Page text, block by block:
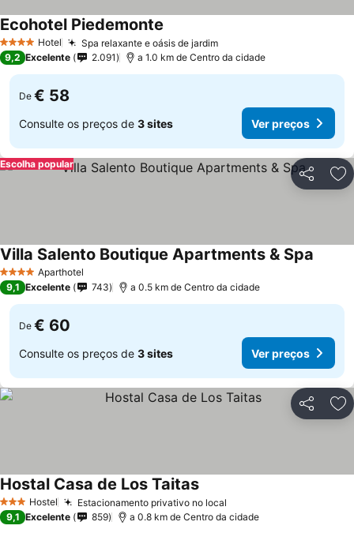
4 EstrelasHotel Spa relaxante e oásis de jardim
Ecohotel Piedemonte
9,2 Excelente 2.091 a 1.0 km de Centro da cidade
De € 58
Consulte os preços de 3 sites Ver preços
Partilhar
Escolha popular
4 EstrelasAparthotel
Villa Salento Boutique Apartments & Spa
9,1 Excelente 743 a 0.5 km de Centro da cidade
De € 60
Consulte os preços de 3 sites Ver preços
Partilhar
3 EstrelasHostel Estacionamento privativo no local
Hostal Casa de Los Taitas
9,1 Excelente 859 a 0.8 km de Centro da cidade